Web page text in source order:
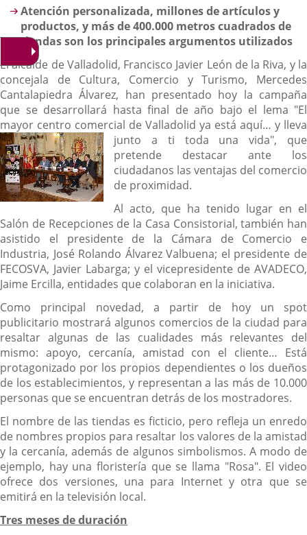
Atención personalizada, millones de artículos y
productos, y más de 400.000 metros cuadrados de
tiendas son los principales argumentos utilizados
El alcalde de Valladolid, Francisco Javier León de la Riva, y la
concejala de Cultura, Comercio y Turismo, Mercedes
Cantalapiedra Álvarez, han presentado hoy la campaña
que se desarrollará hasta final de año bajo el lema "El
mayor centro comercial de Valladolid ya está aquí… y lleva
junto a ti toda una vida", que
pretende destacar ante los
ciudadanos las ventajas del comercio
de proximidad.
Al acto, que ha tenido lugar en el
Salón de Recepciones de la Casa Consistorial, también han
asistido el presidente de la Cámara de Comercio e
Industria, José Rolando Álvarez Valbuena; el presidente de
FECOSVA, Javier Labarga; y el vicepresidente de AVADECO,
Jaime Ercilla, entidades que colaboran en la iniciativa.
Como principal novedad, a partir de hoy un spot
publicitario mostrará algunos comercios de la ciudad para
resaltar algunas de las cualidades más relevantes del
mismo: apoyo, cercanía, amistad con el cliente… Está
protagonizado por los propios dependientes o los dueños
de los establecimientos, y representan a las más de 10.000
personas que se encuentran detrás de los mostradores.
El nombre de las tiendas es ficticio, pero refleja un enredo
de nombres propios para resaltar los valores de la amistad
y la cercanía, además de algunos simbolismos. A modo de
ejemplo, hay una floristería que se llama "Rosa". El video
ofrece dos versiones, una para Internet y otra que se
emitirá en la televisión local.
Tres meses de duración